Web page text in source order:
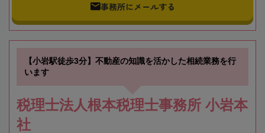
事務所にメールする
【小岩駅徒歩3分】不動産の知識を活かした相続業務を行
います
税理士法人根本税理士事務所 小岩本
社